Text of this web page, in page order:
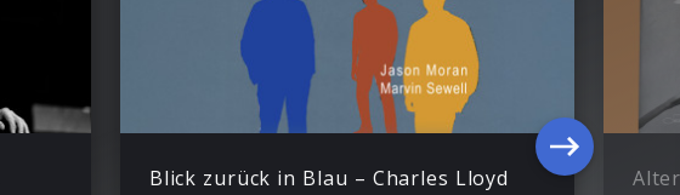
Blick zurück in Blau – Charles Lloyd